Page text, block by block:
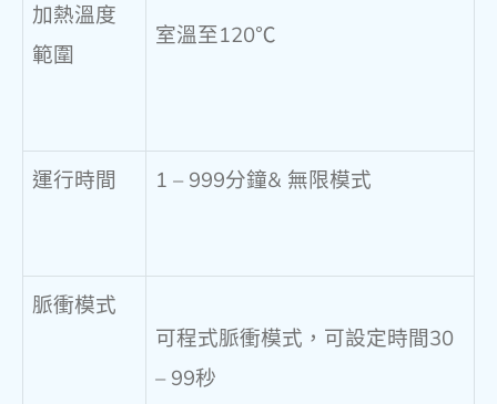
加熱溫度
範圍
室溫至120℃
運行時間 1 – 999分鐘& 無限模式
脈衝模式
可程式脈衝模式，可設定時間30
– 99秒